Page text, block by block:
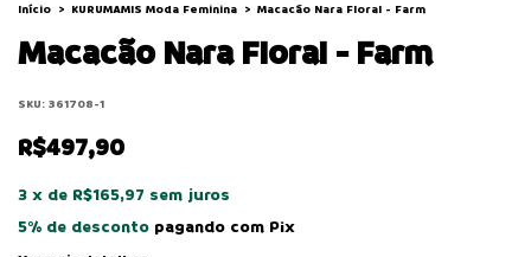
Início > KURUMAMIS Moda Feminina > Macacão Nara Floral - Farm
Macacão Nara Floral - Farm
SKU: 361708-1
R$497,90
3 x de R$165,97 sem juros
5% de desconto pagando com Pix